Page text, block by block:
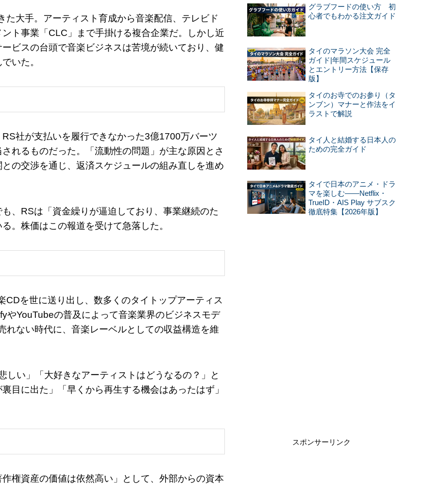
た大手。アーティスト育成から音楽配信、テレビド
ト事業「CLC」まで手掛ける複合企業だ。しかし近
ビスの台頭で音楽ビジネスは苦境が続いており、健
いた。
社が支払いを履行できなかった3億1700万バーツ
れるものだった。「流動性の問題」が主な原因とさ
の交渉を通じ、返済スケジュールの組み直しを進め
、RSは「資金繰りが逼迫しており、事業継続のた
。株価はこの報道を受けて急落した。
CDを世に送り出し、数多くのタイトップアーティス
やYouTubeの普及によって音楽業界のビジネスモデ
れない時代に、音楽レーベルとしての収益構造を維
しい」「大好きなアーティストはどうなるの？」と
目に出た」「早くから再生する機会はあったはず」
権資産の価値は依然高い」として、外部からの資本
グラブフードの使い方 初
心者でもわかる注文ガイド
タイのマラソン大会 完全
ガイド|年間スケジュール
とエントリー方法【保存
版】
タイのお寺でのお参り（タ
ンブン）マナーと作法をイ
ラストで解説
タイ人と結婚する日本人の
ための完全ガイド
タイで日本のアニメ・ドラ
マを楽しむ——Netflix・
TrueID・AIS Play サブスク
徹底特集【2026年版】
スポンサーリンク